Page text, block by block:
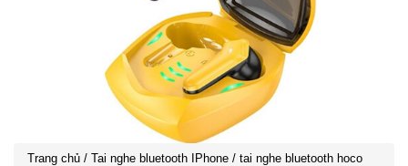
Trang chủ / Tai nghe bluetooth IPhone / tai nghe bluetooth hoco